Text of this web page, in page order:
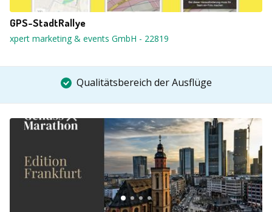
GPS-StadtRallye
xpert marketing & events GmbH - 22819
Qualitätsbereich der Ausflüge